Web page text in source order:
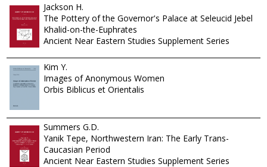
Jackson H.
The Pottery of the Governor's Palace at Seleucid Jebel
Khalid-on-the-Euphrates
Ancient Near Eastern Studies Supplement Series
Kim Y.
Images of Anonymous Women
Orbis Biblicus et Orientalis
Summers G.D.
Yanik Tepe, Northwestern Iran: The Early Trans-
Caucasian Period
Ancient Near Eastern Studies Supplement Series